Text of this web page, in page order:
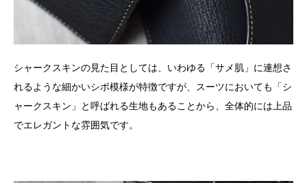
シャークスキンの見た目としては、いわゆる「サメ肌」に連想さ
れるような細かいシボ模様が特徴ですが、スーツにおいても「シ
ャークスキン」と呼ばれる生地もあることから、全体的には上品
でエレガントな雰囲気です。